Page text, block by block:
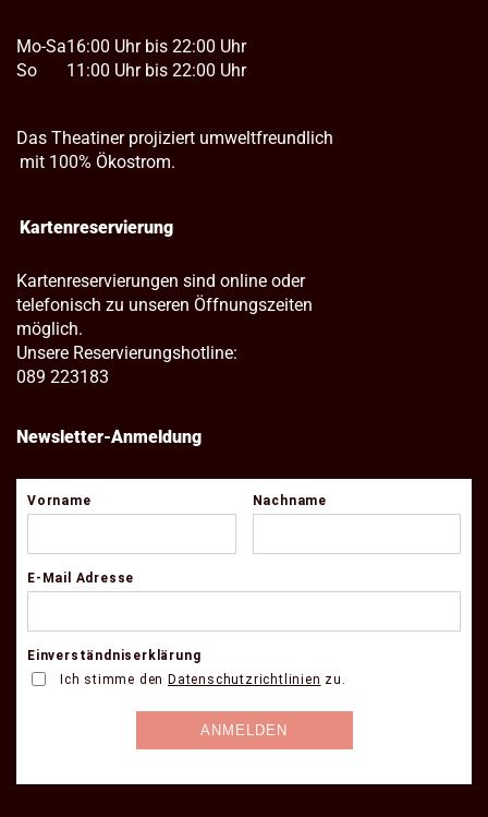
Mo-Sa
So
16:00 Uhr bis 22:00 Uhr
11:00 Uhr bis 22:00 Uhr
Das Theatiner projiziert umweltfreundlich
mit 100% Ökostrom.
Kartenreservierung
Kartenreservierungen sind online oder
telefonisch zu unseren Öffnungszeiten
möglich.
Unsere Reservierungshotline:
089 223183
Newsletter-Anmeldung